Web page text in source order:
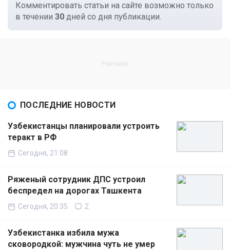
Комментировать статьи на сайте возможно только
в течении 30 дней со дня публикации.
ПОСЛЕДНИЕ НОВОСТИ
Узбекистанцы планировали устроить
теракт в РФ
Сегодня, 21:08
Ряженый сотрудник ДПС устроил
беспредел на дорогах Ташкента
Сегодня, 20:35 2
Узбекистанка избила мужа
сковородкой: мужчина чуть не умер